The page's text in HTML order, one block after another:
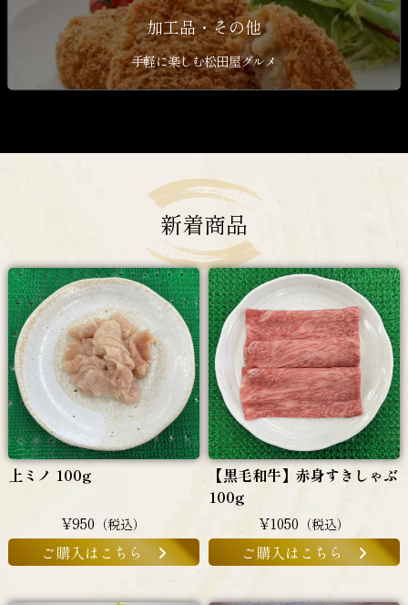
加工品・その他
手軽に楽しむ松田屋グルメ
新着商品
上ミノ 100g
¥950 （税込）
ご購入はこちら
【黒毛和牛】赤身すきしゃぶ
100g
¥1050 （税込）
ご購入はこちら